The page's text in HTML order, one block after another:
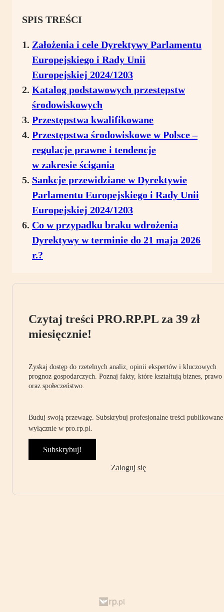
SPIS TREŚCI
Założenia i cele Dyrektywy Parlamentu
Europejskiego i Rady Unii
Europejskiej 2024/1203
Katalog podstawowych przestępstw
środowiskowych
Przestępstwa kwalifikowane
Przestępstwa środowiskowe w Polsce –
regulacje prawne i tendencje
w zakresie ścigania
Sankcje przewidziane w Dyrektywie
Parlamentu Europejskiego i Rady Unii
Europejskiej 2024/1203
Co w przypadku braku wdrożenia
Dyrektywy w terminie do 21 maja 2026
r.?
Czytaj treści PRO.RP.PL za 39 zł
miesięcznie!
Zyskaj dostęp do rzetelnych analiz, opinii ekspertów i kluczowych
prognoz gospodarczych. Poznaj fakty, które kształtują biznes, prawo
oraz społeczeństwo.
Buduj swoją przewagę. Subskrybuj profesjonalne treści publikowane
wyłącznie w pro.rp.pl.
Subskrybuj!
Zaloguj się